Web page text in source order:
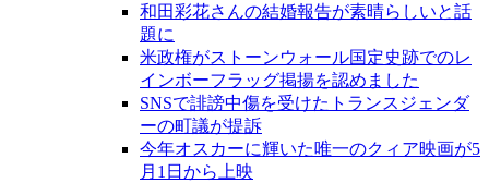
和田彩花さんの結婚報告が素晴らしいと話
題に
米政権がストーンウォール国定史跡でのレ
インボーフラッグ掲揚を認めました
SNSで誹謗中傷を受けたトランスジェンダ
ーの町議が提訴
今年オスカーに輝いた唯一のクィア映画が5
月1日から上映